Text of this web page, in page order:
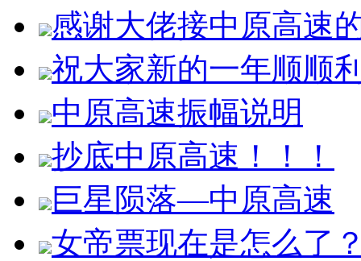
感谢大佬接中原高速
祝大家新的一年顺顺
中原高速振幅说明
抄底中原高速！！！
巨星陨落—中原高速
女帝票现在是怎么了